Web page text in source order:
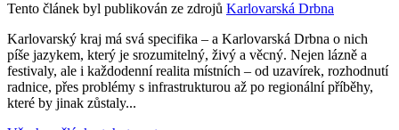
Tento článek byl publikován ze zdrojů Karlovarská Drbna
Karlovarský kraj má svá specifika – a Karlovarská Drbna o nich
píše jazykem, který je srozumitelný, živý a věcný. Nejen lázně a
festivaly, ale i každodenní realita místních – od uzavírek, rozhodnutí
radnice, přes problémy s infrastrukturou až po regionální příběhy,
které by jinak zůstaly...